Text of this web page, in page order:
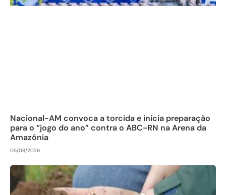
Nacional-AM convoca a torcida e inicia preparação
para o “jogo do ano” contra o ABC-RN na Arena da
Amazônia
05/08/2026